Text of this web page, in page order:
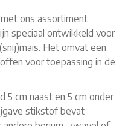
ons assortiment
speciaal ontwikkeld voor
Het omvat een
voor toepassing in de
cm naast en 5 cm onder
stikstof bevat